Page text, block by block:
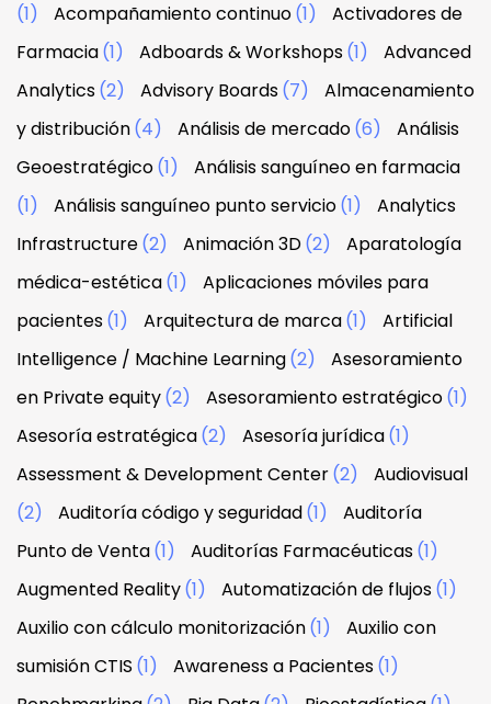
(1) Acompañamiento continuo(1)
Activadores de
Farmacia(1) Adboards & Workshops(1)
Advanced
Analytics(2) Advisory Boards(7)
Almacenamiento
y distribución(4) Análisis de mercado(6)
Análisis
Geoestratégico(1)
Análisis sanguíneo en farmacia
(1)
Análisis sanguíneo punto servicio(1)
Analytics
Infrastructure(2) Animación 3D(2)
Aparatología
médica-estética(1)
Aplicaciones móviles para
pacientes(1) Arquitectura de marca(1)
Artificial
Intelligence / Machine Learning(2)
Asesoramiento
en Private equity(2) Asesoramiento estratégico(1)
Asesoría estratégica(2) Asesoría jurídica(1)
Assessment & Development Center(2)
Audiovisual
(2)
Auditoría código y seguridad(1)
Auditoría
Punto de Venta(1) Auditorías Farmacéuticas(1)
Augmented Reality(1) Automatización de flujos(1)
Auxilio con cálculo monitorización(1)
Auxilio con
sumisión CTIS (1) Awareness a Pacientes(1)